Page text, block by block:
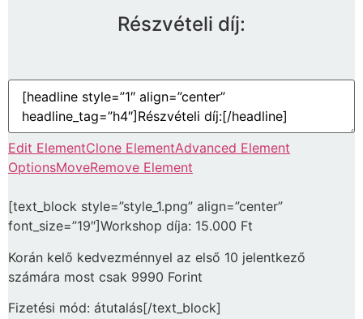
Részvételi díj:
Edit ElementClone ElementAdvanced Element
OptionsMoveRemove Element
[text_block style=”style_1.png” align=”center”
font_size=”19″]Workshop díja: 15.000 Ft
Korán kelő kedvezménnyel az első 10 jelentkező
számára most csak 9990 Forint
Fizetési mód: átutalás[/text_block]